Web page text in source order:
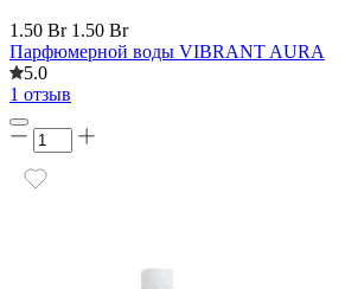
1.50 Br 1.50 Br
Парфюмерной воды VIBRANT AURA
5.0
1 отзыв